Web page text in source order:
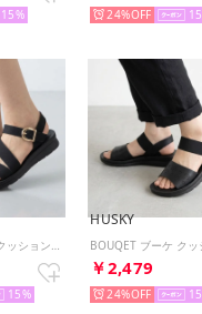
15 24% 15
15
HUSKY
￥2,479
24% 15